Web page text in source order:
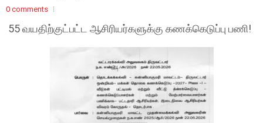
0 comments
55 வயதிற்குட்பட்ட ஆசிரியர்களுக்கு கணக்கெடுப்பு பணி!